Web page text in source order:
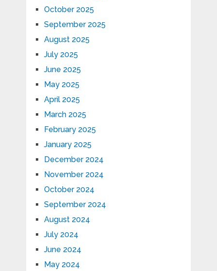
October 2025
September 2025
August 2025
July 2025
June 2025
May 2025
April 2025
March 2025
February 2025
January 2025
December 2024
November 2024
October 2024
September 2024
August 2024
July 2024
June 2024
May 2024